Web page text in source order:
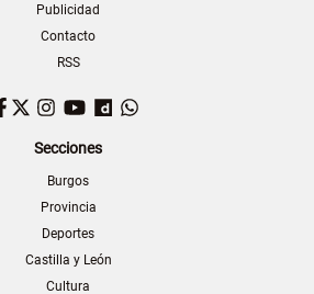
Publicidad
Contacto
RSS
Facebook
TwitterInstagram
YouTubeDailymotion
Secciones
Burgos
Provincia
Deportes
Castilla y León
Cultura